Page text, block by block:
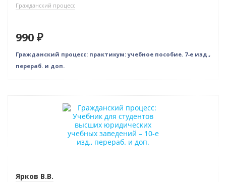
Гражданский процесс
990 ₽
Гражданский процесс: практикум: учебное пособие. 7-е изд.,
перераб. и доп.
Ярков В.В.